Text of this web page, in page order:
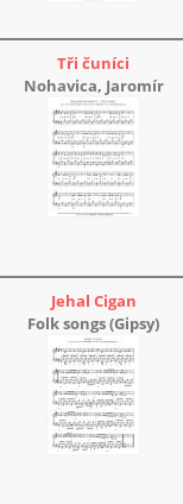
Tři čuníci
Nohavica, Jaromír
Jehal Cigan
Folk songs (Gipsy)